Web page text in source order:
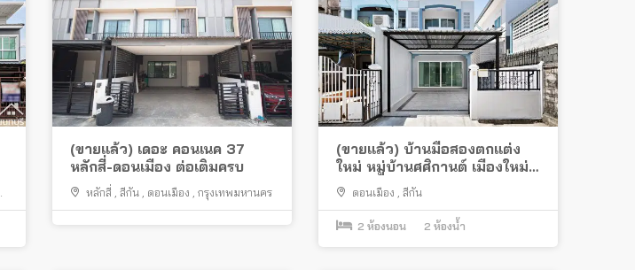
(ขายแล้ว) เดอะ คอนเนค 37
หลักสี่-ดอนเมือง ต่อเติมครบ
หลักสี่ สีกัน ดอนเมือง กรุงเทพมหานคร
(ขายแล้ว) บ้านมือสองตกแต่ง
ใหม่ หมู่บ้านศศิกานต์ เมืองใหม่
ดอนเมือง แปลงมุม สวย พร้อม
อยู่
ดอนเมือง สีกัน
2 ห้องนอน 2 ห้องน้ำ